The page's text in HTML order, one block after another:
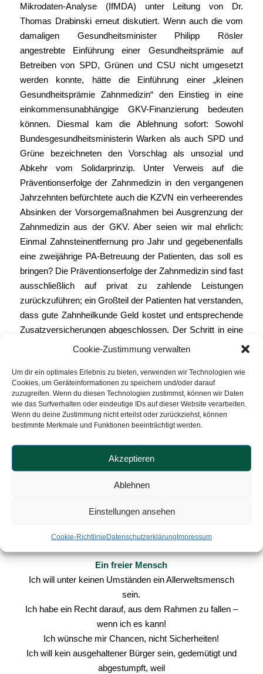
Cookie-Zustimmung verwalten
Um dir ein optimales Erlebnis zu bieten, verwenden wir Technologien wie
Cookies, um Geräteinformationen zu speichern und/oder darauf
zuzugreifen. Wenn du diesen Technologien zustimmst, können wir Daten
wie das Surfverhalten oder eindeutige IDs auf dieser Website verarbeiten.
Wenn du deine Zustimmung nicht erteilst oder zurückziehst, können
bestimmte Merkmale und Funktionen beeinträchtigt werden.
Akzeptieren
Ablehnen
Einstellungen ansehen
Cookie-RichtlinieDatenschutzerklärungImpressum
Mikrodaten-Analyse (IfMDA) unter Leitung von Dr.
Thomas Drabinski erneut diskutiert. Wenn auch die vom
damaligen Gesundheitsminister Philipp Rösler
angestrebte Einführung einer Gesundheitsprämie auf
Betreiben von SPD, Grünen und CSU nicht umgesetzt
werden konnte, hätte die Einführung einer „kleinen
Gesundheitsprämie Zahnmedizin“ den Einstieg in eine
einkommensunabhängige GKV-Finanzierung bedeuten
können. Diesmal kam die Ablehnung sofort: Sowohl
Bundesgesundheitsministerin Warken als auch SPD und
Grüne bezeichneten den Vorschlag als unsozial und
Abkehr vom Solidarprinzip. Unter Verweis auf die
Präventionserfolge der Zahnmedizin in den vergangenen
Jahrzehnten befürchtete auch die KZVN ein verheerendes
Absinken der Vorsorgemaßnahmen bei Ausgrenzung der
Zahnmedizin aus der GKV. Aber seien wir mal ehrlich:
Einmal Zahnsteinentfernung pro Jahr und gegebenenfalls
eine zweijährige PA-Betreuung der Patienten, das soll es
bringen? Die Präventionserfolge der Zahnmedizin sind fast
ausschließlich auf privat zu zahlende Leistungen
zurückzuführen; ein Großteil der Patienten hat verstanden,
dass gute Zahnheilkunde Geld kostet und entsprechende
Zusatzversicherungen abgeschlossen. Der Schritt in eine
reine private Absicherung der Zahnheilkunde wäre
In diesem Zusammenhang ist auch dieKurzanalyse von
Prof. Drabinski vom 08.01.26 zur stillen Finanzkrise der
GKVvon Belang. Die ausgebliebenen Reformen haben
dazu geführt, dass das System vor dem Kollaps steht. Vor
die Ausgrenzung der Zahnheilkunde so vehement
abgelehnt wird. Wenn hier nicht schleunigst etwas passiert
– und davon ist leider nicht auszugehen, wird das Defizit
Steuereinnahmen können diese Kosten nicht mehr
nicht zuerst bei ihren Mitarbeitern sparen …
Ein freier Mensch
Ich will unter keinen Umständen ein Allerweltsmensch
sein.
Ich habe ein Recht darauf, aus dem Rahmen zu fallen –
wenn ich es kann!
Ich wünsche mir Chancen, nicht Sicherheiten!
Ich will kein ausgehaltener Bürger sein, gedemütigt und
abgestumpft, weil